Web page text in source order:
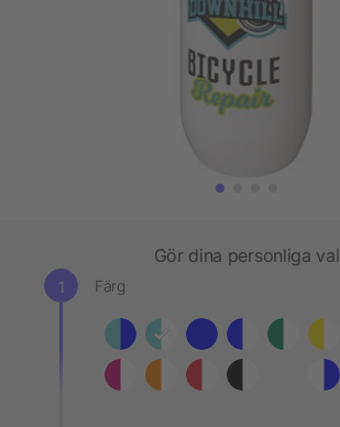
Gör dina personliga val
Färg